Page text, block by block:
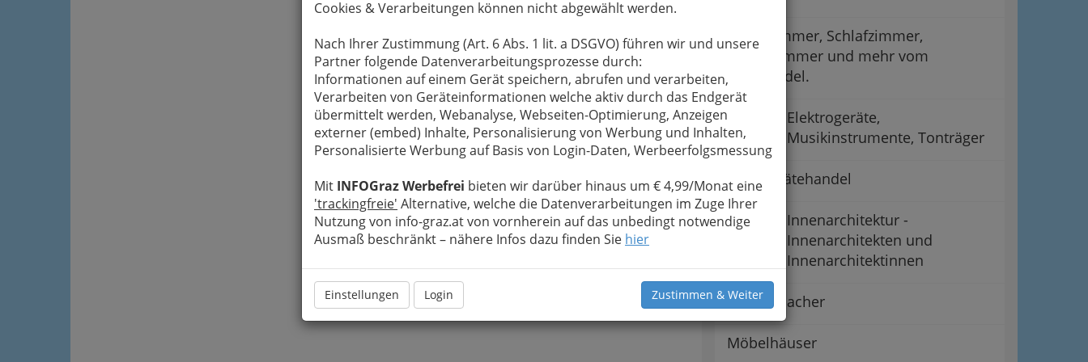
Cookies & Verarbeitungen können nicht abgewählt werden.
Nach Ihrer Zustimmung (Art. 6 Abs. 1 lit. a DSGVO) führen wir und unsere
Partner folgende Datenverarbeitungsprozesse durch:
Informationen auf einem Gerät speichern, abrufen und verarbeiten,
Verarbeiten von Geräteinformationen welche aktiv durch das Endgerät
übermittelt werden, Webanalyse, Webseiten-Optimierung, Anzeigen
externer (embed) Inhalte, Personalisierung von Werbung und Inhalten,
Personalisierte Werbung auf Basis von Login-Daten, Werbeerfolgsmessung
Mit INFOGraz Werbefrei bieten wir darüber hinaus um € 4,99/Monat eine
'trackingfreie' Alternative, welche die Datenverarbeitungen im Zuge Ihrer
Nutzung von info-graz.at von vornherein auf das unbedingt notwendige
Ausmaß beschränkt – nähere Infos dazu finden Sie hier
Einstellungen Login Zustimmen & Weiter
Wohnzimmer, Schlafzimmer,
Kinderzimmer und mehr vom
Fachhandel.
Elektrogeräte,
Musikinstrumente, Tonträger
Hausgerätehandel
Innenarchitektur -
Innenarchitekten und
Innenarchitektinnen
Klaviermacher
Möbelhäuser